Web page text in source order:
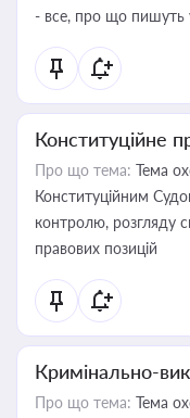
- все, про що пишуть
Конституційне
Про що тема: Тема
Конституційним
контролю, розгляду
правових позицій
Кримінально-
Про що тема: Тема